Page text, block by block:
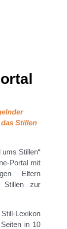
Stillen
Stillen“
Portal mit
Eltern
Stillen zur
Lexikon
in 10